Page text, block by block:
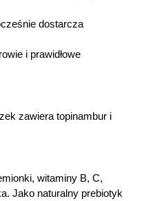
dostarcza
i prawidłowe
zawiera topinambur i
witaminy B, C,
Jako naturalny prebiotyk